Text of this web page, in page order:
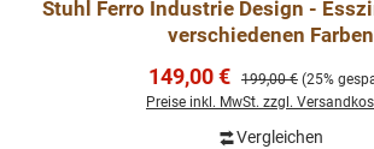
Stuhl Ferro Industrie Design -
verschiedenen Farben
Verkaufspreis:
149,00 € Regulärer Preis:
199,00 € (25%
Preise inkl. MwSt. zzgl.
Vergleichen